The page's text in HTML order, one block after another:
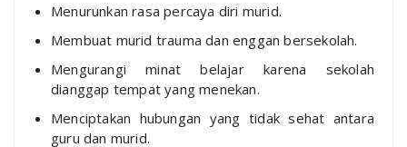
Menurunkan rasa percaya diri murid.
Membuat murid trauma dan enggan bersekolah.
Mengurangi minat belajar karena sekolah
dianggap tempat yang menekan.
Menciptakan hubungan yang tidak sehat antara
guru dan murid.